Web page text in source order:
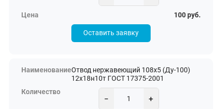
100 руб.
Оставить заявку
Отвод нержавеющий 108х5 (Ду-100)
12х18н10т ГОСТ 17375-2001
− +